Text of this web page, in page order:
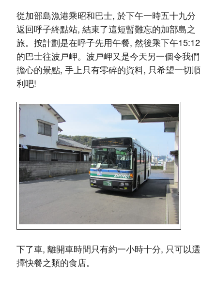
從加部島漁港乘昭和巴士, 於下午一時五十九分
返回呼子終點站, 結束了這短暫難忘的加部島之
旅。按計劃是在呼子先用午餐, 然後乘下午15:12
的巴士往波戸岬。波戸岬又是今天另一個令我們
擔心的景點, 手上只有零碎的資料, 只希望一切順
利吧!
下了車, 離開車時間只有約一小時十分, 只可以選
擇快餐之類的食店。